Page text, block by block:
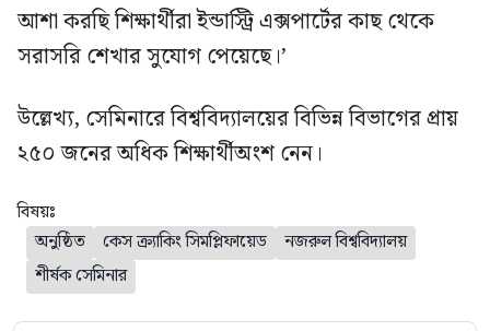
আশা করছি শিক্ষার্থীরা ইন্ডাস্ট্রি এক্সপার্টের কাছ থেকে
সরাসরি শেখার সুযোগ পেয়েছে।’
উল্লেখ্য, সেমিনারে বিশ্ববিদ্যালয়ের বিভিন্ন বিভাগের প্রায়
২৫০ জনের অধিক শিক্ষার্থীঅংশ নেন।
বিষয়ঃ
অনুষ্ঠিত
কেস ক্র্যাকিং সিমপ্লিফায়েড
নজরুল বিশ্ববিদ্যালয়
শীর্ষক সেমিনার